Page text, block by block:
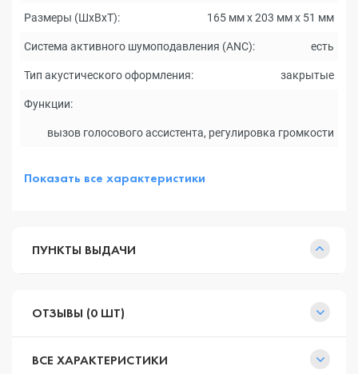
Размеры (ШxВxТ): 165 мм х 203 мм х 51 мм
Система активного шумоподавления (ANC): есть
Тип акустического оформления: закрытые
Функции:
вызов голосового ассистента, регулировка громкости
Показать все характеристики
ПУНКТЫ ВЫДАЧИ
ОТЗЫВЫ (0 ШТ)
ВСЕ ХАРАКТЕРИСТИКИ